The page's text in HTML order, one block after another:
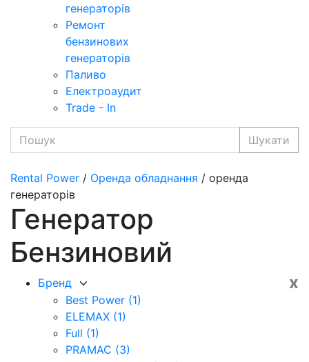
генераторів
Ремонт
бензинових
генераторів
Паливо
Електроаудит
Trade - In
Шукати
Rental Power / Оренда обладнання / оренда
генераторів
Генератор
Бензиновий
x
Бренд
Best Power (1)
ELEMAX (1)
Full (1)
PRAMAC (3)